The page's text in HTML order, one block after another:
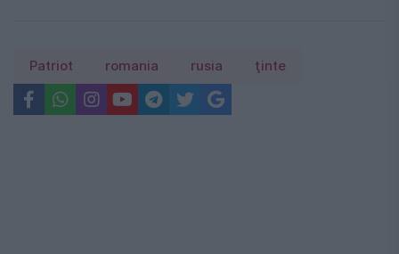
Patriot romania rusia ţinte